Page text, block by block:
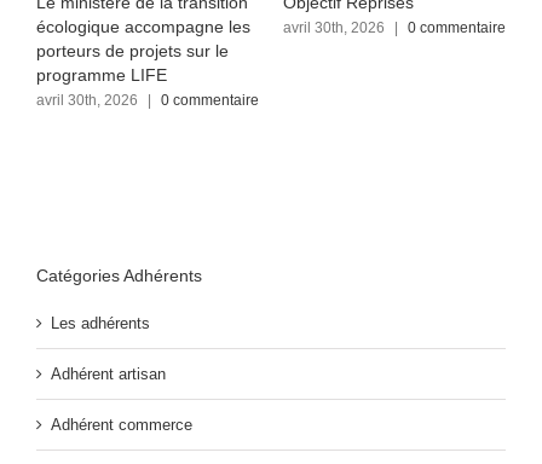
écologique accompagne les
porteurs de projets sur le
programme LIFE
avril 30th, 2026 0 commentaire
avril 30th, 2026 0 commentaire
Catégories Adhérents
Les adhérents
Adhérent artisan
Adhérent commerce